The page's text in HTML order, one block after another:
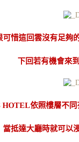
可惜這回雲沒有足夠
下回若有機會來
HOTEL依照樓層不
當抵達大廳時就可以